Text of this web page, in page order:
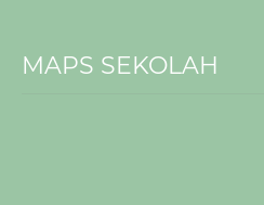
MAPS SEKOLAH